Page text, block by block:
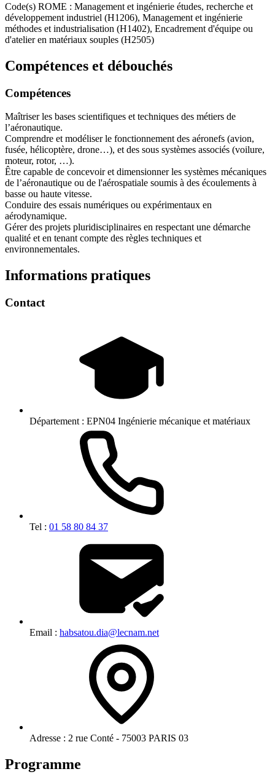
Code(s) ROME : Management et ingénierie études, recherche et
développement industriel (H1206), Management et ingénierie
méthodes et industrialisation (H1402), Encadrement d'équipe ou
d'atelier en matériaux souples (H2505)
Compétences et débouchés
Compétences
Maîtriser les bases scientifiques et techniques des métiers de
l’aéronautique.
Comprendre et modéliser le fonctionnement des aéronefs (avion,
fusée, hélicoptère, drone…), et des sous systèmes associés (voilure,
moteur, rotor, …).
Être capable de concevoir et dimensionner les systèmes mécaniques
de l’aéronautique ou de l'aérospatiale soumis à des écoulements à
basse ou haute vitesse.
Conduire des essais numériques ou expérimentaux en
aérodynamique.
Gérer des projets pluridisciplinaires en respectant une démarche
qualité et en tenant compte des règles techniques et
environnementales.
Informations pratiques
Contact
Département : EPN04 Ingénierie mécanique et matériaux
Tel : 01 58 80 84 37
Email : habsatou.dia@lecnam.net
Adresse : 2 rue Conté - 75003 PARIS 03
Programme